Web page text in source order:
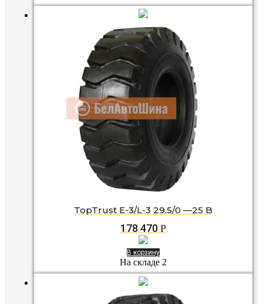
TopTrust E-3/L-3 29.5/0 —25 B
178 470 Р
В корзину
На складе 2